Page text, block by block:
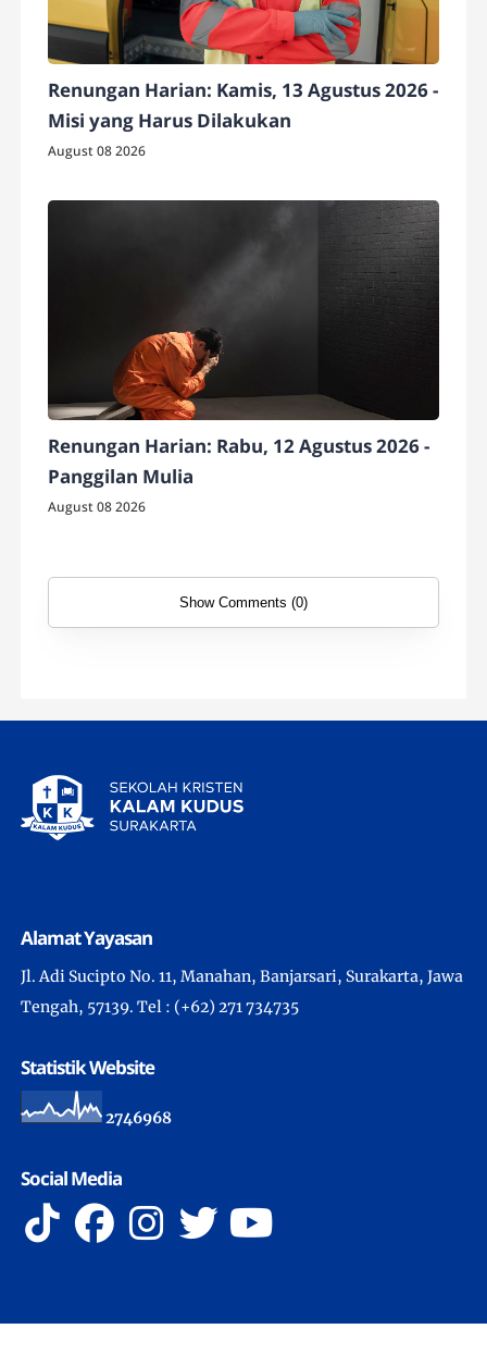
Renungan Harian: Kamis, 13 Agustus 2026 -
Misi yang Harus Dilakukan
August 08 2026
Renungan Harian: Rabu, 12 Agustus 2026 -
Panggilan Mulia
August 08 2026
Show Comments (0)
Alamat Yayasan
Jl. Adi Sucipto No. 11, Manahan, Banjarsari, Surakarta, Jawa
Tengah, 57139. Tel : (+62) 271 734735
Statistik Website
2746968
Social Media